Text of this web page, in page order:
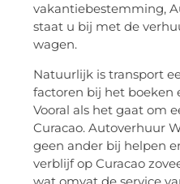
vakantiebestemming,
staat u bij met de
wagen.
Natuurlijk is transport
factoren bij het boeken
Vooral als het gaat om
Curacao. Autoverhuur
geen ander bij helpen
verblijf op Curacao